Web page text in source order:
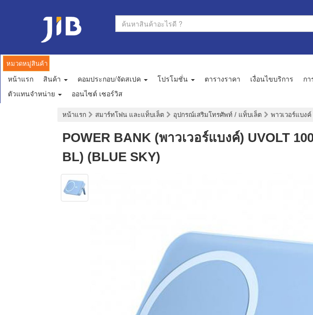
หมวดหมู่สินค้า
หน้าแรก สินค้า คอมประกอบ/จัดสเปค โปรโมชั่น ตารางราคา เงื่อนไขบริการ ก
ตัวแทนจำหน่าย
ออนไซต์ เซอร์วิส
หน้าแรก สมาร์ทโฟน และแท็บเล็ต อุปกรณ์เสริมโทรศัพท์ / แท็บเล็ต พาวเวอร์แบงค์
POWER BANK (พาวเวอร์แบงค์) UVOLT
BL) (BLUE SKY)